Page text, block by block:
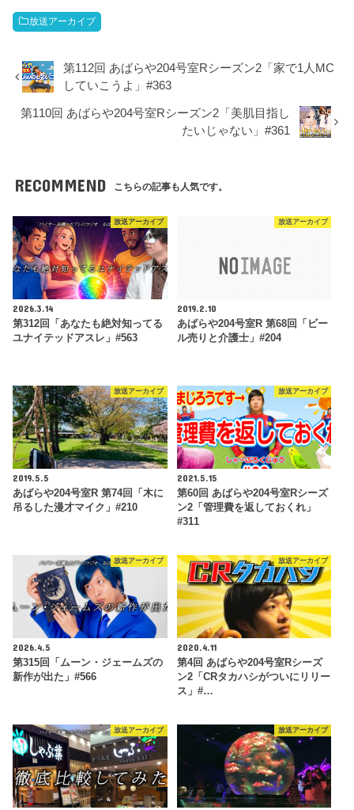
放送アーカイブ
第112回 あばらや204号室Rシーズン2「家で1人MC
していこうよ」#363
第110回 あばらや204号室Rシーズン2「美肌目指し
たいじゃない」#361
RECOMMEND こちらの記事も人気です。
放送アーカイブ
2026.3.14
第312回「あなたも絶対知ってる
ユナイテッドアスレ」#563
放送アーカイブ
2019.2.10
あばらや204号室R 第68回「ビー
ル売りと介護士」#204
放送アーカイブ
2019.5.5
あばらや204号室R 第74回「木に
吊るした漫才マイク」#210
放送アーカイブ
2021.5.15
第60回 あばらや204号室Rシーズ
ン2「管理費を返しておくれ」
#311
放送アーカイブ
2026.4.5
第315回「ムーン・ジェームズの
新作が出た」#566
放送アーカイブ
2020.4.11
第4回 あばらや204号室Rシーズ
ン2「CRタカハシがついにリリー
ス」#…
放送アーカイブ 放送アーカイブ